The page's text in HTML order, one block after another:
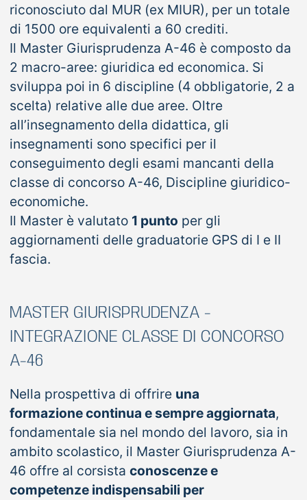
riconosciuto dal MUR (ex MIUR), per un totale
di 1500 ore equivalenti a 60 crediti.
Il Master Giurisprudenza A-46 è composto da
2 macro-aree: giuridica ed economica. Si
sviluppa poi in 6 discipline (4 obbligatorie, 2 a
scelta) relative alle due aree. Oltre
all’insegnamento della didattica, gli
insegnamenti sono specifici per il
conseguimento degli esami mancanti della
classe di concorso A-46, Discipline giuridico-
economiche.
Il Master è valutato 1 punto per gli
aggiornamenti delle graduatorie GPS di I e II
fascia.
MASTER GIURISPRUDENZA -
INTEGRAZIONE CLASSE DI CONCORSO
A-46
Nella prospettiva di offrire una
formazione continua e sempre aggiornata,
fondamentale sia nel mondo del lavoro, sia in
ambito scolastico, il Master Giurisprudenza A-
46 offre al corsistaconoscenze e
competenze indispensabili per